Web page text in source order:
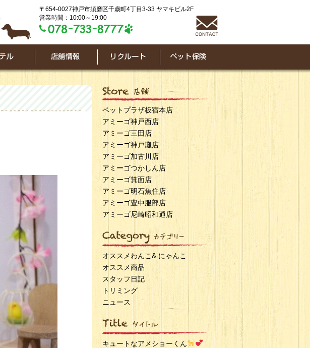
〒654-0027神戸市須磨区千歳町4丁目3-33 ヤマキビル2F
営業時間：10:00～19:00
ペットプラザ板宿本店
アミーゴ神戸西店
アミーゴ三田店
アミーゴ神戸灘店
アミーゴ加古川店
アミーゴつかしん店
アミーゴ箕面店
アミーゴ明石魚住店
アミーゴ豊中服部店
アミーゴ尼崎昭和通店
オススメわんこ& にゃんこ
オススメ商品
スタッフ日記
トリミング
ニュース
キュートなアメショーくん